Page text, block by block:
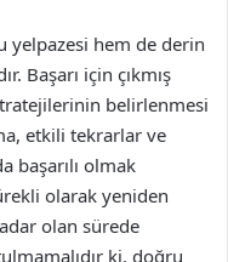
yelpazesi hem de derin
Başarı için çıkmış
belirlenmesi
etkili tekrarlar ve
başarılı olmak
olarak yeniden
olan sürede
ki, doğru